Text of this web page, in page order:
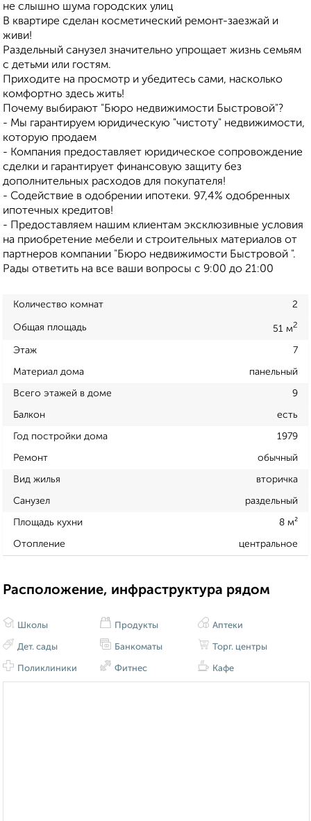
не слышно шума городских улиц
В квартире сделан косметический ремонт-заезжай и
живи!
Раздельный санузел значительно упрощает жизнь семьям
с детьми или гостям.
Приходите на просмотр и убедитесь сами, насколько
комфортно здесь жить!
Почему выбирают "Бюро недвижимости Быстровой"?
- Мы гарантируем юридическую "чистоту" недвижимости,
которую продаем
- Компания предоставляет юридическое сопровождение
сделки и гарантирует финансовую защиту без
дополнительных расходов для покупателя!
- Содействие в одобрении ипотеки. 97,4% одобренных
ипотечных кредитов!
- Предоставляем нашим клиентам эксклюзивные условия
на приобретение мебели и строительных материалов от
партнеров компании "Бюро недвижимости Быстровой ".
Рады ответить на все ваши вопросы с 9:00 до 21:00
Количество комнат 2
Общая площадь 51 м2
Этаж 7
Материал дома панельный
Всего этажей в доме 9
Балкон есть
Год постройки дома 1979
Ремонт обычный
Вид жилья вторичка
Санузел раздельный
Площадь кухни 8 м²
Отопление центральное
Расположение, инфраструктура рядом
Школы
Дет. сады
Поликлиники
Продукты
Банкоматы
Фитнес
Аптеки
Торг. центры
Кафе